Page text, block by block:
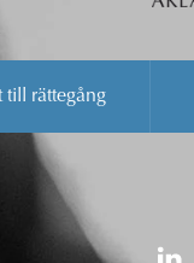
till rättegång